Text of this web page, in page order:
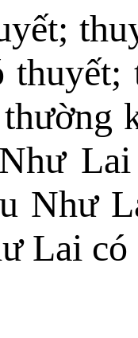
Như
Lai có